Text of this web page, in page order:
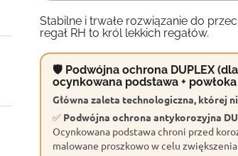
Stabilne i trwałe rozwiązanie do
regał RH to król lekkich regałów.
🛡 Podwójna ochrona DUPLEX
ocynkowana podstawa +
Główna zaleta technologiczna, której
✅ Podwójna ochrona antykorozyjna
Ocynkowana podstawa chroni przed
malowane proszkowo w celu